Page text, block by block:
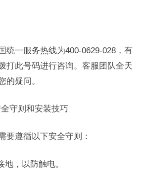
统一服务热线为400-0629-028，有
打此号码进行咨询。客服团队全天
的疑问。
守则和安装技巧
要遵循以下安全守则：
，以防触电。